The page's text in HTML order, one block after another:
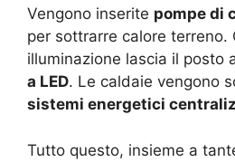
Vengono inserite pompe di
per sottrarre calore terreno.
illuminazione lascia il posto
a LED. Le caldaie vengono
sistemi energetici
Tutto questo, insieme a